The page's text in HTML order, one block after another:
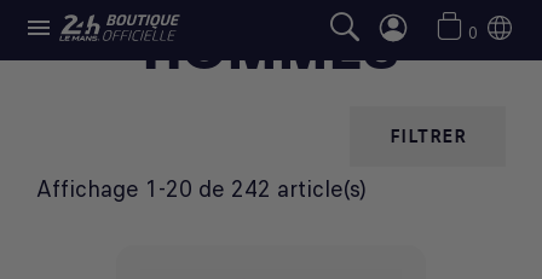
 0
HOMMES
FILTRER
Affichage 1-20 de 242 article(s)